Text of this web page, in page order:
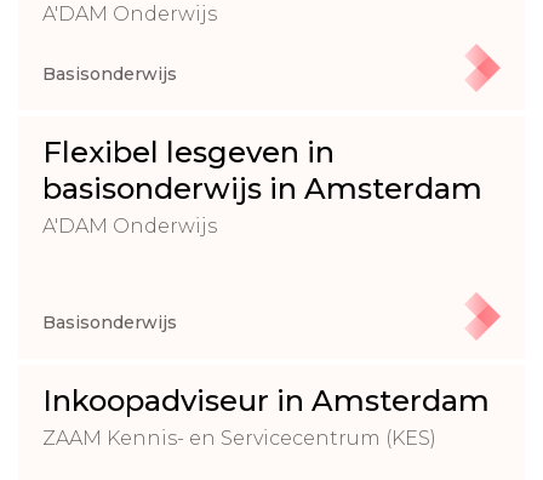
A'DAM Onderwijs
Basisonderwijs
Flexibel lesgeven in
basisonderwijs in Amsterdam
A'DAM Onderwijs
Basisonderwijs
Inkoopadviseur in Amsterdam
ZAAM Kennis- en Servicecentrum (KES)